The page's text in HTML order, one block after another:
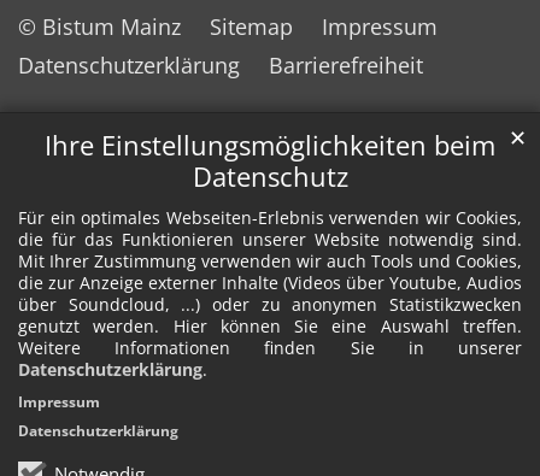
Ihre Einstellungsmöglichkeiten beim
Datenschutz
Für ein optimales Webseiten-Erlebnis verwenden wir Cookies,
die für das Funktionieren unserer Website notwendig sind.
Mit Ihrer Zustimmung verwenden wir auch Tools und Cookies,
die zur Anzeige externer Inhalte (Videos über Youtube, Audios
über Soundcloud, ...) oder zu anonymen Statistikzwecken
genutzt werden. Hier können Sie eine Auswahl treffen.
Weitere Informationen finden Sie in unserer
Datenschutzerklärung.
✕
Impressum
Datenschutzerklärung
© Bistum Mainz Sitemap
Impressum
Datenschutzerklärung
Barrierefreiheit